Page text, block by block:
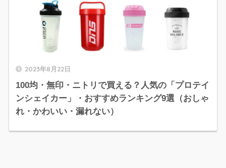
2023年8月22日
100均・無印・ニトリで買える？人気の「プロテイ
ンシェイカー」・おすすめランキング9選（おしゃ
れ・かわいい・漏れない）